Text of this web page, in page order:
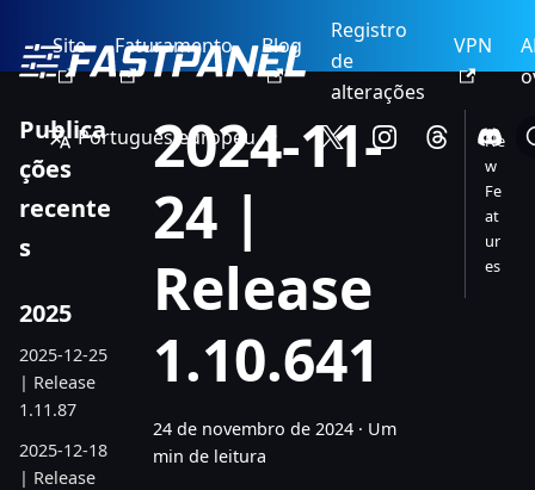
Site Faturamento Blog
Registro
de
alterações
VPN
Português europeu
Publica
ções
recente
s
2025
2025-12-25
| Release
1.11.87
2025-12-18
| Release
2024-11-
24 |
Release
1.10.641
24 de novembro de 2024 · Um
min de leitura
Ne
w
Fe
at
ur
es